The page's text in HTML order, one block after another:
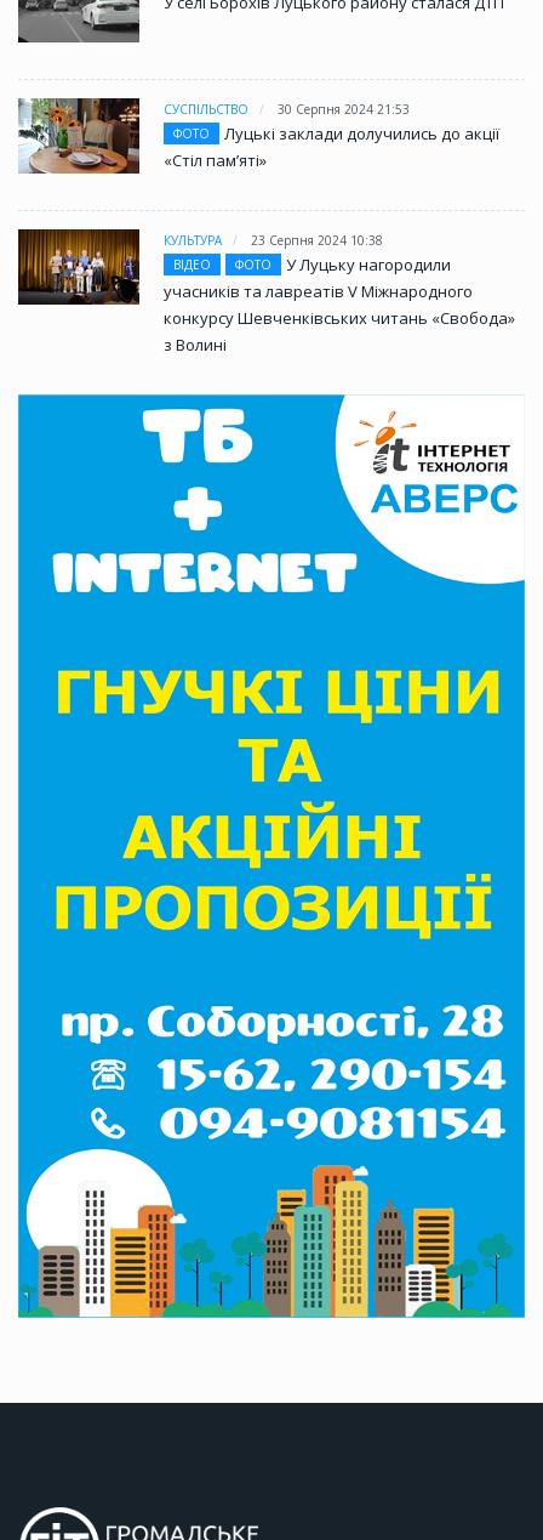
СУСПІЛЬСТВО
30 Серпня 2024 21:53
ФОТО
Луцькі заклади долучились до акції
«Стіл памʼяті»
КУЛЬТУРА
23 Серпня 2024 10:38
ВІДЕО
ФОТО
У Луцьку нагородили
учасників та лавреатів V Міжнародного
конкурсу Шевченківських читань «Свобода»
з Волині